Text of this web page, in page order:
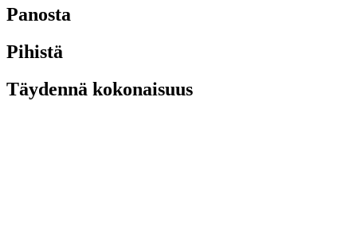
Panosta
Pihistä
Täydennä kokonaisuus